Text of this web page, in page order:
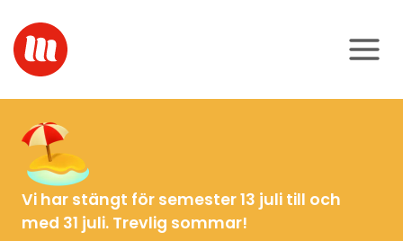
content
Vi har stängt för semester 13 juli till och
med 31 juli. Trevlig sommar!